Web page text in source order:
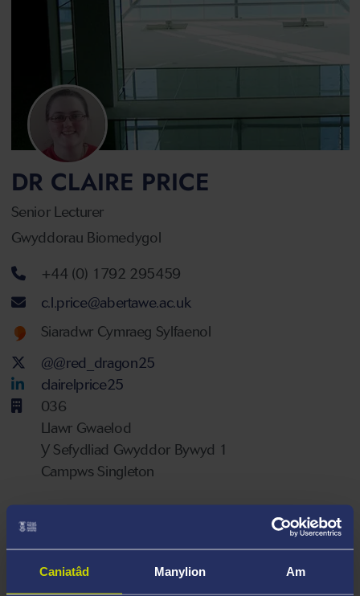
Caniatâd Manylion Am
DR CLAIRE PRICE
Senior Lecturer
Gwyddorau Biomedygol
Rhif ffôn+44 (0) 1792 295459
Cyfeiriad ebost
c.l.price@abertawe.ac.uk
Welsh language proficiency
Siaradwr Cymraeg Sylfaenol
Twitter Account
@@red_dragon25
LinkedIn Account
clairelprice25
036
Llawr Gwaelod
Y Sefydliad Gwyddor Bywyd 1
Campws Singleton
Dolenni Ymchwil
https://orcid.org/0000-0002-6045-4835
ResearchGate